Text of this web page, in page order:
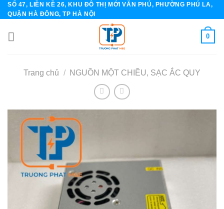
Skip
to
content
SỐ 47, LIỀN KỀ 26, KHU ĐÔ THỊ MỚI VĂN PHÚ, PHƯỜNG PHÚ LA,
QUẬN HÀ ĐÔNG, TP HÀ NỘI
0
Trang chủ / NGUỒN MỘT CHIỀU, SẠC ẮC QUY